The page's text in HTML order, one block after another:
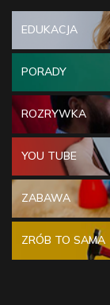
EDUKACJA
PORADY
ROZRYWKA
YOU TUBE
ZABAWA
ZRÓB TO SAMA